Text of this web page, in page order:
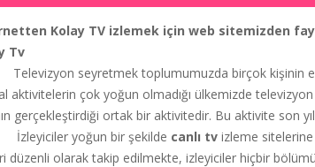
Kolay TV izlemek için web sitemizden
Tv
seyretmek toplumumuzda birçok kişinin en
aktivitelerin çok yoğun olmadığı ülkemizde
gerçekleştirdiği ortak bir aktivitedir. Bu aktivite son
yoğun bir şekilde canlı tv izleme
düzenli olarak takip edilmekte, izleyiciler hiçbir